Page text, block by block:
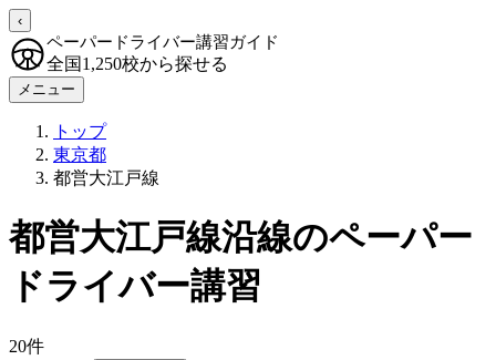
‹
ペーパードライバー講習ガイド
全国1,250校から探せる
メニュー
トップ
東京都
都営大江戸線
都営大江戸線沿線のペーパー
ドライバー講習
20件